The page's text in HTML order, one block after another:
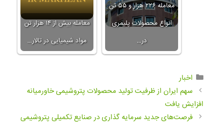
معامله بیش از ۱۴ هزار تن
مواد شیمیایی در تالار…
معامله ۲۲۶ هزار و ۵۵ تن
انواع محصولات پلیمری
در…
اخبار
سهم ایران از ظرفیت تولید محصولات پتروشیمی خاورمیانه
افزایش یافت
فرصت‌های جدید سرمایه گذاری در صنایع تکمیلی پتروشیمی